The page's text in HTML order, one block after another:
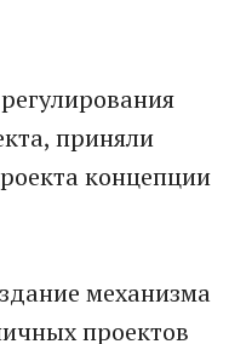
приняли
концепции
механизма
проектов